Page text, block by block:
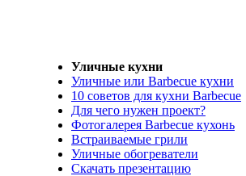
Уличные кухни
Уличные или Barbecue кухни
10 советов для кухни Barbecue
Для чего нужен проект?
Фотогалерея Barbecue кухонь
Встраиваемые грили
Уличные обогреватели
Скачать презентацию